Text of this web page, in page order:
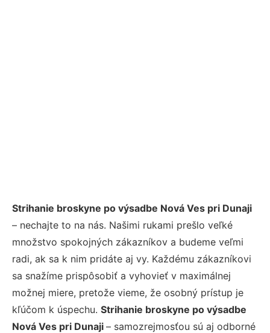
Strihanie broskyne po výsadbe Nová Ves pri Dunaji
– nechajte to na nás. Našimi rukami prešlo veľké
množstvo spokojných zákazníkov a budeme veľmi
radi, ak sa k nim pridáte aj vy. Každému zákazníkovi
sa snažíme prispôsobiť a vyhovieť v maximálnej
možnej miere, pretože vieme, že osobný prístup je
kľúčom k úspechu. Strihanie broskyne po výsadbe
Nová Ves pri Dunaji – samozrejmosťou sú aj odborné